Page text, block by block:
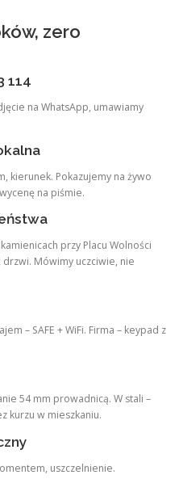
zero
114
na WhatsApp, umawiamy
kierunek. Pokazujemy na żywo
na piśmie.
przy Placu Wolności
Mówimy uczciwie, nie
– SAFE + WiFi. Firma – keypad z
54 mm prowadnicą. W stali –
kurzu w mieszkaniu.
uszczelnienie.